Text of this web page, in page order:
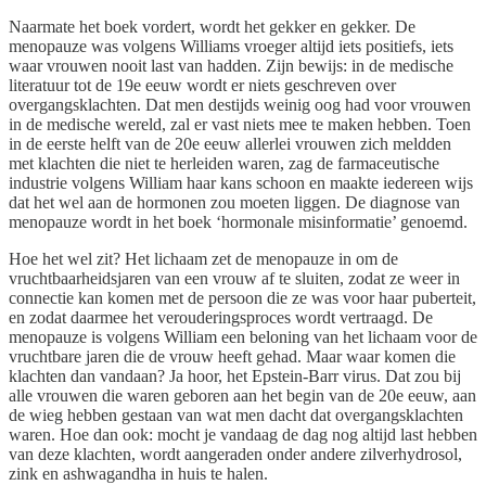
Naarmate het boek vordert, wordt het gekker en gekker. De
menopauze was volgens Williams vroeger altijd iets positiefs, iets
waar vrouwen nooit last van hadden. Zijn bewijs: in de medische
literatuur tot de 19e eeuw wordt er niets geschreven over
overgangsklachten. Dat men destijds weinig oog had voor vrouwen
in de medische wereld, zal er vast niets mee te maken hebben. Toen
in de eerste helft van de 20e eeuw allerlei vrouwen zich meldden
met klachten die niet te herleiden waren, zag de farmaceutische
industrie volgens William haar kans schoon en maakte iedereen wijs
dat het wel aan de hormonen zou moeten liggen. De diagnose van
menopauze wordt in het boek ‘hormonale misinformatie’ genoemd.
Hoe het wel zit? Het lichaam zet de menopauze in om de
vruchtbaarheidsjaren van een vrouw af te sluiten, zodat ze weer in
connectie kan komen met de persoon die ze was voor haar puberteit,
en zodat daarmee het verouderingsproces wordt vertraagd. De
menopauze is volgens William een beloning van het lichaam voor de
vruchtbare jaren die de vrouw heeft gehad. Maar waar komen die
klachten dan vandaan? Ja hoor, het Epstein-Barr virus. Dat zou bij
alle vrouwen die waren geboren aan het begin van de 20e eeuw, aan
de wieg hebben gestaan van wat men dacht dat overgangsklachten
waren. Hoe dan ook: mocht je vandaag de dag nog altijd last hebben
van deze klachten, wordt aangeraden onder andere zilverhydrosol,
zink en ashwagandha in huis te halen.